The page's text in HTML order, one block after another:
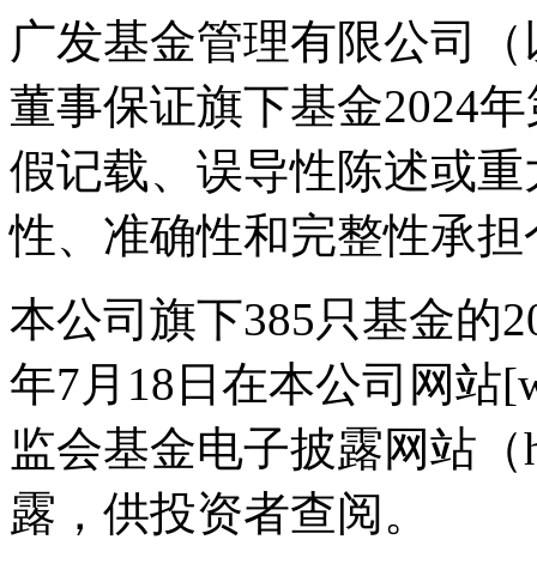
广发基金管理有限公司
董事保证旗下基金2024
假记载、误导性陈述或
性、准确性和完整性承
本公司旗下385只基金的
年7月18日在本公司网站
监会基金电子披露网站（
露，供投资者查阅。